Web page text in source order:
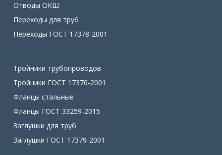
Отводы ОКШ
Переходы для труб
Переходы ГОСТ 17378-2001
Тройники трубопроводов
Тройники ГОСТ 17376-2001
Фланцы стальные
Фланцы ГОСТ 33259-2015
Заглушки для труб
Заглушки ГОСТ 17379-2001